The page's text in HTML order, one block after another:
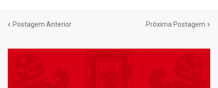
Postagem Anterior Próxima Postagem